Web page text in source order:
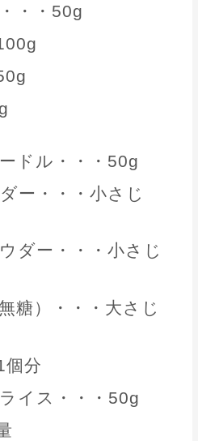
・・50g
ドル・・・50g
ー・・・小さじ
ダー・・・小さじ
糖）・・・大さじ
個分
イス・・・50g